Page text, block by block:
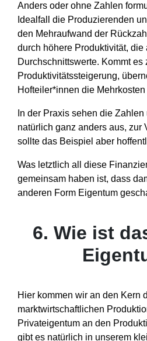
Anders oder ohne Zahlen
Idealfall die Produzierenden
den Mehraufwand der
durch höhere Produktivität,
Durchschnittswerte. Kommt es
Produktivitätssteigerung,
Hofteiler*innen die Mehrkosten
In der Praxis sehen die
natürlich ganz anders aus, zur
sollte das Beispiel aber
Was letztlich all diese
gemeinsam haben ist, dass
anderen Form Eigentum
6. Wie ist
Hier kommen wir an den Kern
marktwirtschaftlichen
Privateigentum an den
gibt es natürlich in unserem